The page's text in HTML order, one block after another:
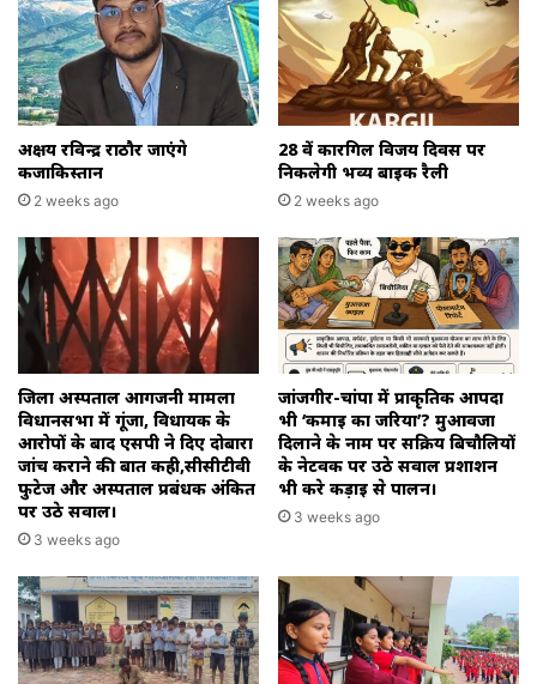
अक्षय रविन्द्र राठौर जाएंगे
कजाकिस्तान
2 weeks ago
28 वें कारगिल विजय दिवस पर
निकलेगी भव्य बाइक रैली
2 weeks ago
जिला अस्पताल आगजनी मामला
विधानसभा में गूंजा, विधायक के
आरोपों के बाद एसपी ने दिए दोबारा
जांच कराने की बात कही,सीसीटीवी
फुटेज और अस्पताल प्रबंधक अंकित
पर उठे सवाल।
3 weeks ago
जांजगीर-चांपा में प्राकृतिक आपदा
भी ‘कमाई का जरिया’? मुआवजा
दिलाने के नाम पर सक्रिय बिचौलियों
के नेटवर्क पर उठे सवाल प्रशाशन
भी करे कड़ाई से पालन।
3 weeks ago